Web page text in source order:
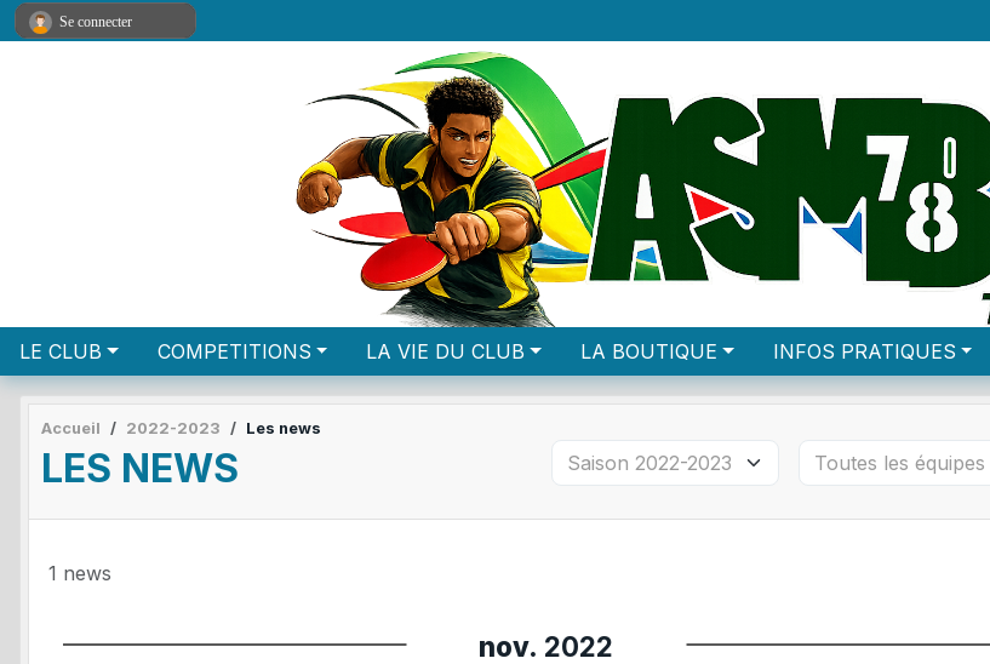
LE CLUB COMPETITIONS LA VIE DU CLUB LA BOUTIQUE INFOS PRATIQUES
Accueil 2022-2023 Les news
LES NEWS
1 news
nov. 2022
Se connecter
Panneau de gestion des cookies